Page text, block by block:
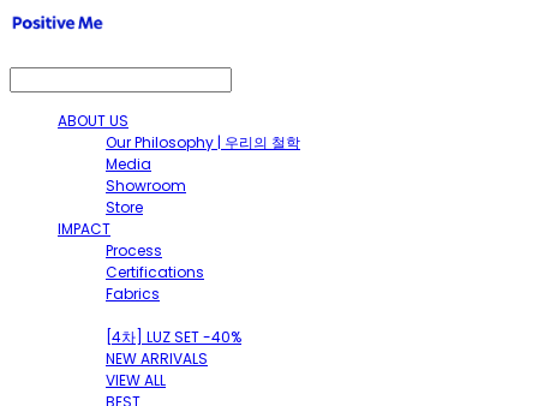
ABOUT US
Our Philosophy | 우리의 철학
Media
Showroom
Store
IMPACT
Process
Certifications
Fabrics
[4차] LUZ SET -40%
NEW ARRIVALS
VIEW ALL
BEST